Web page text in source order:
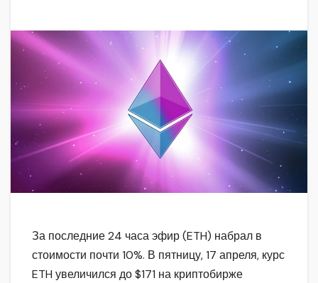
За последние 24 часа эфир (ETH) набрал в
стоимости почти 10%. В пятницу, 17 апреля, курс
ETH увеличился до $171 на криптобирже